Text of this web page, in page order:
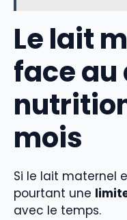
Le lait
face au
mois
Si le lait maternel
pourtant une
avec le temps.